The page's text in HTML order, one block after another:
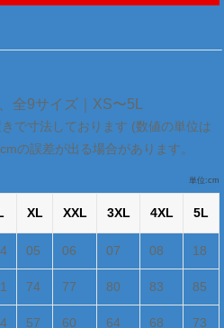
全9サイズ｜XS〜5L
で寸法しております (数値の単位は
の誤差が出る場合があります。
単位:cm
XL XXL 3XL 4XL 5L
05 06 07 08 18
74 77 80 83 85
57 60 64 68 73